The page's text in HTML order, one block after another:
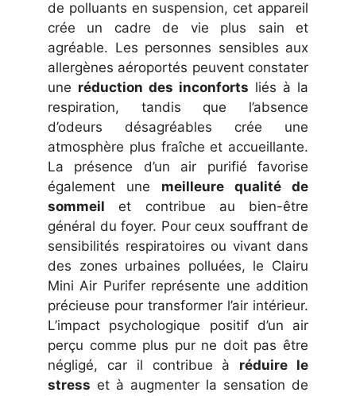
de polluants en suspension, cet appareil
crée un cadre de vie plus sain et
agréable. Les personnes sensibles aux
allergènes aéroportés peuvent constater
une réduction des inconforts liés à la
respiration, tandis que l’absence
d’odeurs désagréables crée une
atmosphère plus fraîche et accueillante.
La présence d’un air purifié favorise
également une meilleure qualité de
sommeil et contribue au bien-être
général du foyer. Pour ceux souffrant de
sensibilités respiratoires ou vivant dans
des zones urbaines polluées, le Clairu
Mini Air Purifer représente une addition
précieuse pour transformer l’air intérieur.
L’impact psychologique positif d’un air
perçu comme plus pur ne doit pas être
négligé, car il contribue à réduire le
stress et à augmenter la sensation de